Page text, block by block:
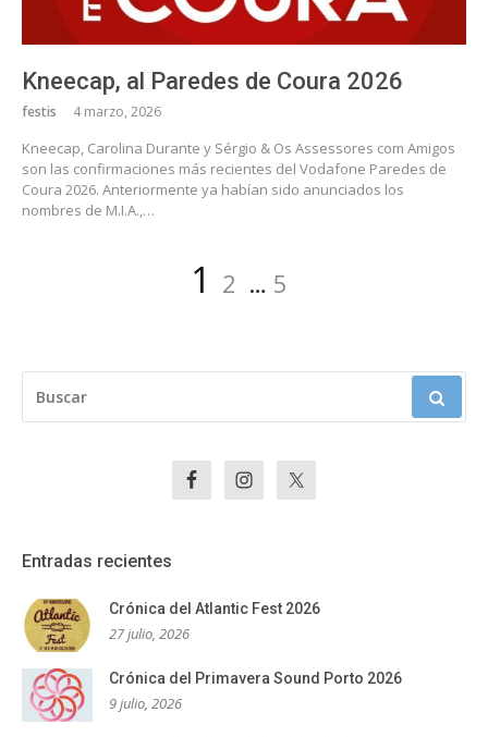
Kneecap, al Paredes de Coura 2026
festis 4 marzo, 2026
Kneecap, Carolina Durante y Sérgio & Os Assessores com Amigos
son las confirmaciones más recientes del Vodafone Paredes de
Coura 2026. Anteriormente ya habían sido anunciados los
nombres de M.I.A.,…
Página
1 Página
2 … Página
5
Entradas recientes
Crónica del Atlantic Fest 2026
27 julio, 2026
Crónica del Primavera Sound Porto 2026
9 julio, 2026